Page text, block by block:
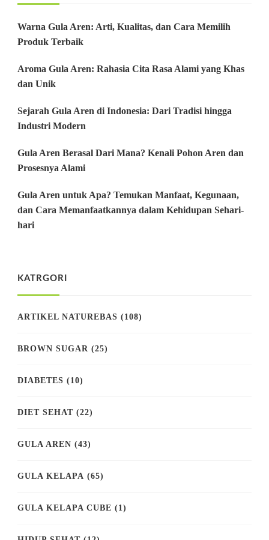
Warna Gula Aren: Arti, Kualitas, dan Cara Memilih
Produk Terbaik
Aroma Gula Aren: Rahasia Cita Rasa Alami yang Khas
dan Unik
Sejarah Gula Aren di Indonesia: Dari Tradisi hingga
Industri Modern
Gula Aren Berasal Dari Mana? Kenali Pohon Aren dan
Prosesnya Alami
Gula Aren untuk Apa? Temukan Manfaat, Kegunaan,
dan Cara Memanfaatkannya dalam Kehidupan Sehari-
hari
KATRGORI
ARTIKEL NATUREBAS (108)
BROWN SUGAR (25)
DIABETES (10)
DIET SEHAT (22)
GULA AREN (43)
GULA KELAPA (65)
GULA KELAPA CUBE (1)